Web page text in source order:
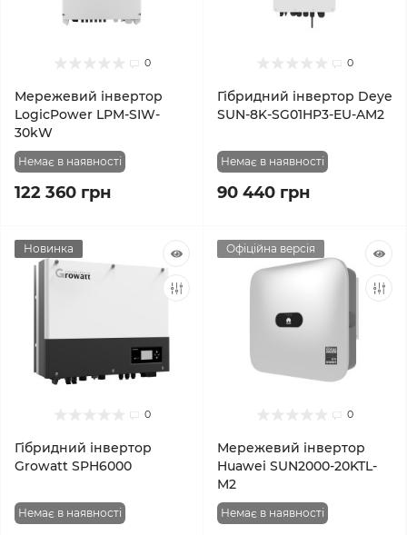
0
Мережевий інвертор
LogicPower LPM-SIW-
30kW
Немає в наявності
122 360 грн
0
Гібридний інвертор Deye
SUN-8K-SG01HP3-EU-AM2
Немає в наявності
90 440 грн
Новинка
0
Гібридний інвертор
Growatt SPH6000
Немає в наявності
Офіційна версія
0
Мережевий інвертор
Huawei SUN2000-20KTL-
M2
Немає в наявності